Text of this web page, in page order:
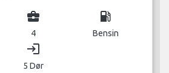
business_center
4
local_gas_station
Bensin
login
5 Dør